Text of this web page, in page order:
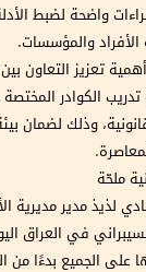
واضحة لضبط
الأفراد والمؤسسات.
تعزيز التعاون
الكوادر
وذلك لضمان
ملحّة
لذيذ مدير مديرية
في العراق
على الجميع بدءًا من